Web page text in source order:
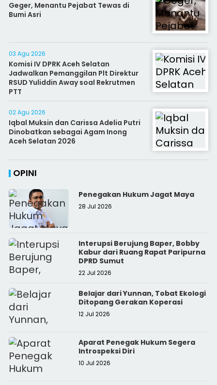
Geger, Menantu Pejabat Tewas di
Bumi Asri
03 Agu 2026
Komisi IV DPRK Aceh Selatan
Jadwalkan Pemanggilan Plt Direktur
RSUD Yuliddin Away soal Rekrutmen
PTT
02 Agu 2026
Iqbal Muksin dan Carissa Adelia Putri
Dinobatkan sebagai Agam Inong
Aceh Selatan 2026
OPINI
Penegakan Hukum Jagat Maya
28 Jul 2026
Interupsi Berujung Baper, Bobby
Kabur dari Ruang Rapat Paripurna
DPRD Sumut
22 Jul 2026
Belajar dari Yunnan, Tobat Ekologi
Ditopang Gerakan Koperasi
12 Jul 2026
Aparat Penegak Hukum Segera
Introspeksi Diri
10 Jul 2026